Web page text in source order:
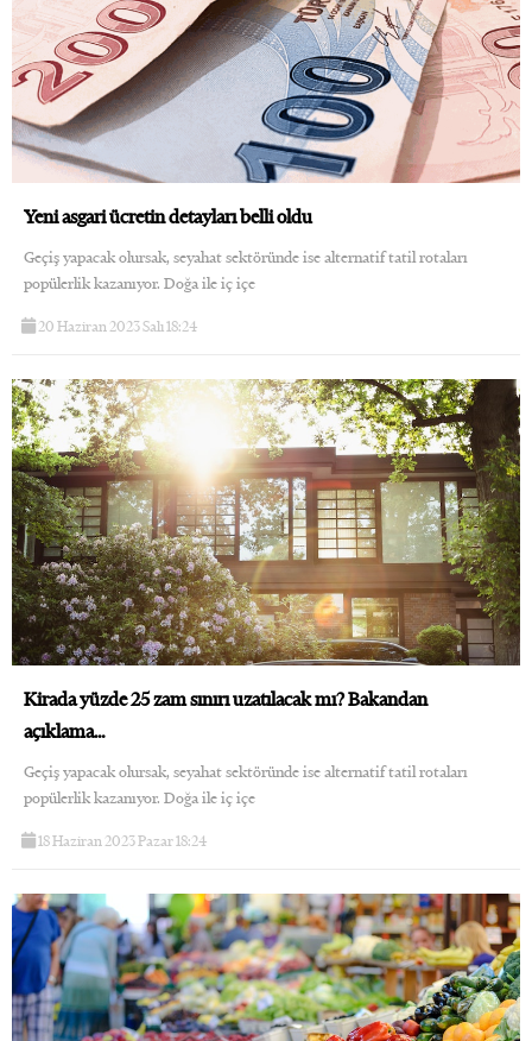
Facebook
Youtube
Yeni asgari ücretin detayları belli oldu
Geçiş yapacak olursak, seyahat sektöründe ise alternatif tatil rotaları
popülerlik kazanıyor. Doğa ile iç içe
20 Haziran 2023 Salı 18:24
Kirada yüzde 25 zam sınırı uzatılacak mı? Bakandan
açıklama…
Geçiş yapacak olursak, seyahat sektöründe ise alternatif tatil rotaları
popülerlik kazanıyor. Doğa ile iç içe
18 Haziran 2023 Pazar 18:24